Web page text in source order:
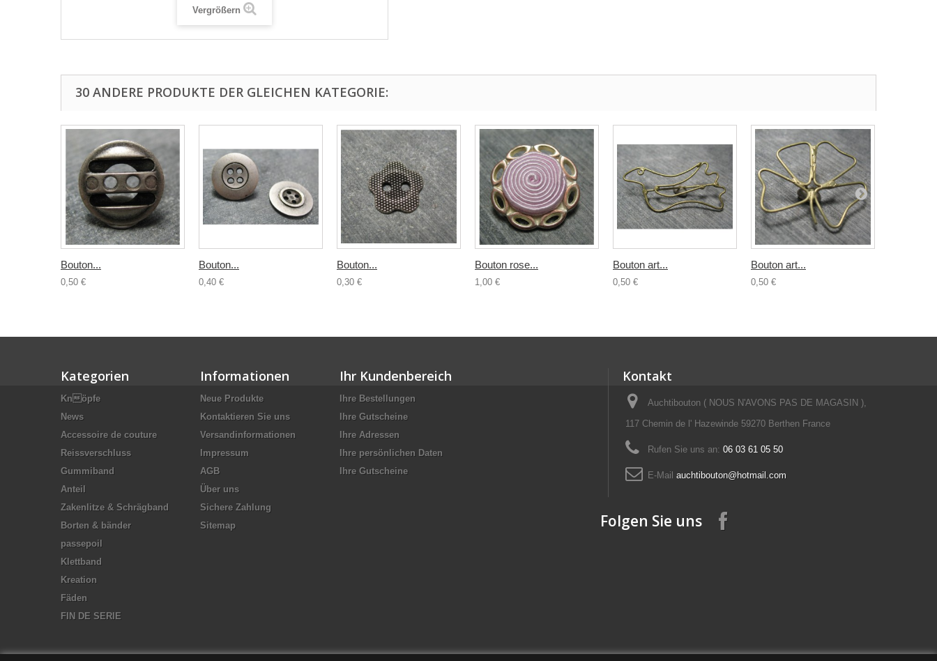
Vergrößern
30 ANDERE PRODUKTE DER GLEICHEN KATEGORIE:
Bouton...
0,50 €
Bouton...
0,40 €
Bouton...
0,30 €
Bouton rose...
1,00 €
Bouton art...
0,50 €
Bouton art...
0,50 €
Kategorien
Knöpfe
News
Accessoire de couture
Reissverschluss
Gummiband
Anteil
Zakenlitze & Schrägband
Borten & bänder
passepoil
Klettband
Kreation
Fäden
FIN DE SERIE
Informationen
Neue Produkte
Kontaktieren Sie uns
Versandinformationen
Impressum
AGB
Über uns
Sichere Zahlung
Sitemap
Ihr Kundenbereich
Ihre Bestellungen
Ihre Gutscheine
Ihre Adressen
Ihre persönlichen Daten
Ihre Gutscheine
Kontakt
Auchtibouton ( NOUS N'AVONS PAS DE MAGASIN ),
117 Chemin de l' Hazewinde 59270 Berthen France
Rufen Sie uns an: 06 03 61 05 50
E-Mail auchtibouton@hotmail.com
Folgen Sie uns